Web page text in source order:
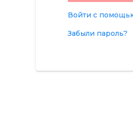
Войти с
Забыли пароль?